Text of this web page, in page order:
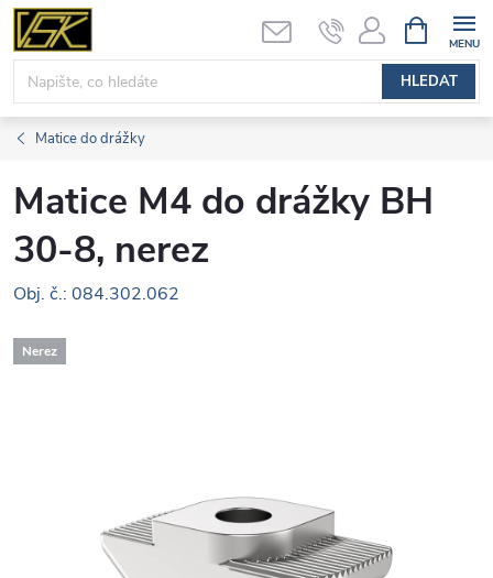
Přejít
obsah
HLEDAT
NÁKUPNÍ
KOŠÍK
Matice do drážky
Matice M4 do drážky BH
30-8, nerez
Obj. č.: 084.302.062
Nerez